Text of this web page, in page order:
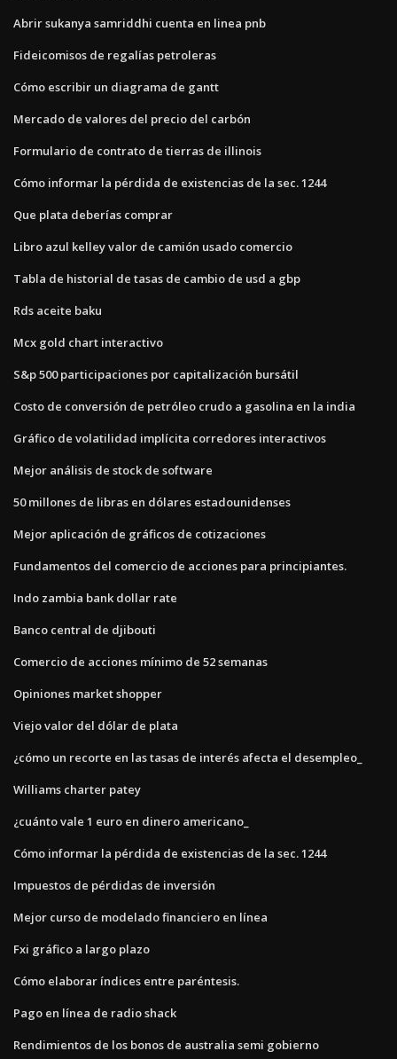
Abrir sukanya samriddhi cuenta en linea pnb
Fideicomisos de regalías petroleras
Cómo escribir un diagrama de gantt
Mercado de valores del precio del carbón
Formulario de contrato de tierras de illinois
Cómo informar la pérdida de existencias de la sec. 1244
Que plata deberías comprar
Libro azul kelley valor de camión usado comercio
Tabla de historial de tasas de cambio de usd a gbp
Rds aceite baku
Mcx gold chart interactivo
S&p 500 participaciones por capitalización bursátil
Costo de conversión de petróleo crudo a gasolina en la india
Gráfico de volatilidad implícita corredores interactivos
Mejor análisis de stock de software
50 millones de libras en dólares estadounidenses
Mejor aplicación de gráficos de cotizaciones
Fundamentos del comercio de acciones para principiantes.
Indo zambia bank dollar rate
Banco central de djibouti
Comercio de acciones mínimo de 52 semanas
Opiniones market shopper
Viejo valor del dólar de plata
¿cómo un recorte en las tasas de interés afecta el desempleo_
Williams charter patey
¿cuánto vale 1 euro en dinero americano_
Cómo informar la pérdida de existencias de la sec. 1244
Impuestos de pérdidas de inversión
Mejor curso de modelado financiero en línea
Fxi gráfico a largo plazo
Cómo elaborar índices entre paréntesis.
Pago en línea de radio shack
Rendimientos de los bonos de australia semi gobierno